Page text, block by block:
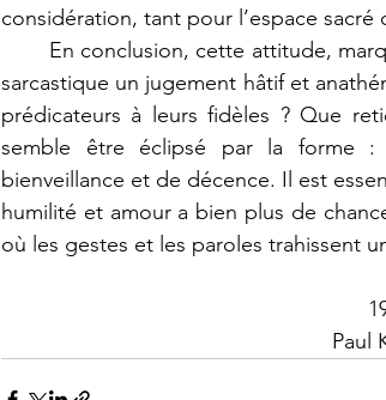
considération, tant pour l’espace
sarcastique un jugement hâtif et
prédicateurs à leurs fidèles ? Que
semble être éclipsé par la forme
bienveillance et de décence. Il est
humilité et amour a bien plus de
où les gestes et les paroles trahissent
Paul